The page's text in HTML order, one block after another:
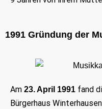
1991 Gründung der
Am 23. April 1991 fand
Bürgerhaus